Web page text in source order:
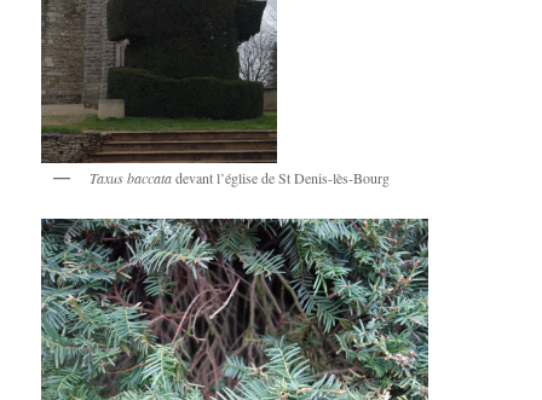
Taxus baccatadevant l’église de St Denis-lès-Bourg